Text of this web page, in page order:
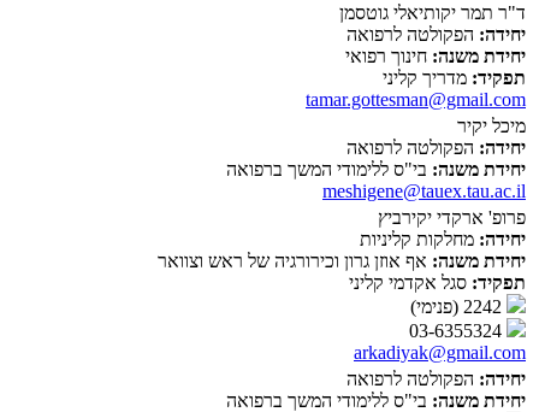
ד"ר תמר יקותיאלי גוטסמן
יחידה: הפקולטה לרפואה
יחידת משנה: חינוך רפואי
תפקיד: מדריך קליני
tamar.gottesman@gmail.com
מיכל יקיר
יחידה: הפקולטה לרפואה
יחידת משנה: בי"ס ללימודי המשך ברפואה
meshigene@tauex.tau.ac.il
פרופ' ארקדי יקירביץ
יחידה: מחלקות קליניות
יחידת משנה: אף אוזן גרון וכירורגיה של ראש וצוואר
תפקיד: סגל אקדמי קליני
arkadiyak@gmail.com
יחידה: הפקולטה לרפואה
יחידת משנה: בי"ס ללימודי המשך ברפואה